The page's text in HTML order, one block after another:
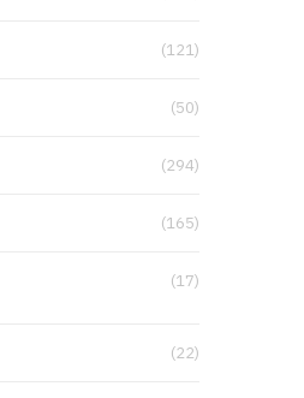
(121)
(50)
(294)
(165)
(17)
(22)